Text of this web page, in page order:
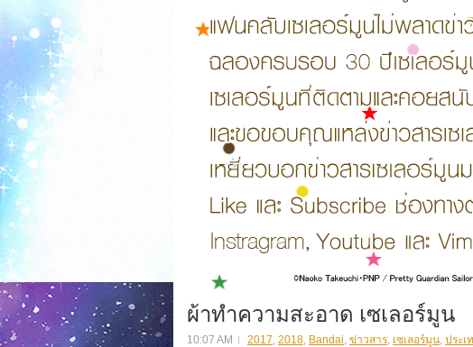
ผ้าทำความสะอาด เซเลอร์มูน
10:07 AM 2017, 2018, Bandai, ข่าวสาร, เซเลอร์มูน, ประ